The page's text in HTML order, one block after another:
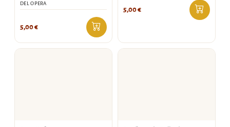
DEL OPERA
5,00€
5,00€